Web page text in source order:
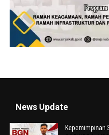
News Update
Kepemimpinan